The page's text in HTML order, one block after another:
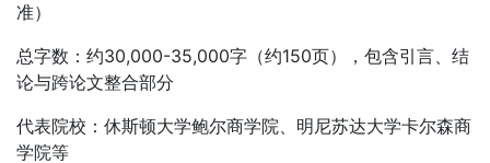
准）
总字数：约30,000-35,000字（约150页），包含引言、结
论与跨论文整合部分
代表院校：休斯顿大学鲍尔商学院、明尼苏达大学卡尔森商
学院等